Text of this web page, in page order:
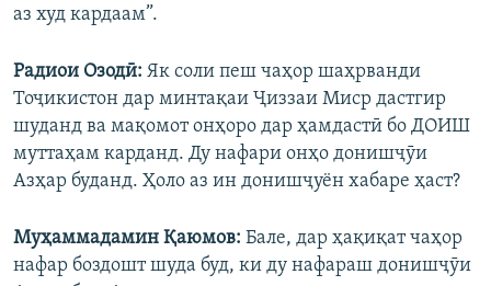
аз худ кардаам”.
Радиои Озодӣ: Як соли пеш чаҳор шаҳрванди
Тоҷикистон дар минтақаи Ҷиззаи Миср дастгир
шуданд ва мақомот онҳоро дар ҳамдастӣ бо ДОИШ
муттаҳам карданд. Ду нафари онҳо донишҷӯи
Азҳар буданд. Ҳоло аз ин донишҷуён хабаре ҳаст?
Муҳаммадамин Қаюмов: Бале, дар ҳақиқат чаҳор
нафар боздошт шуда буд, ки ду нафараш донишҷӯи